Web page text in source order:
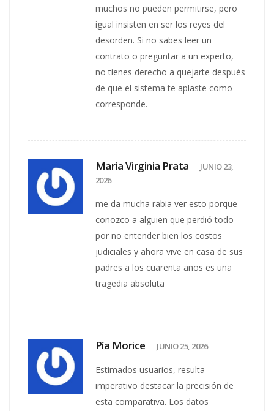
muchos no pueden permitirse, pero
igual insisten en ser los reyes del
desorden. Si no sabes leer un
contrato o preguntar a un experto,
no tienes derecho a quejarte después
de que el sistema te aplaste como
corresponde.
Maria Virginia Prata
JUNIO 23,
2026
me da mucha rabia ver esto porque
conozco a alguien que perdió todo
por no entender bien los costos
judiciales y ahora vive en casa de sus
padres a los cuarenta años es una
tragedia absoluta
Pía Morice JUNIO 25, 2026
Estimados usuarios, resulta
imperativo destacar la precisión de
esta comparativa. Los datos